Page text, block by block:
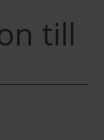
till